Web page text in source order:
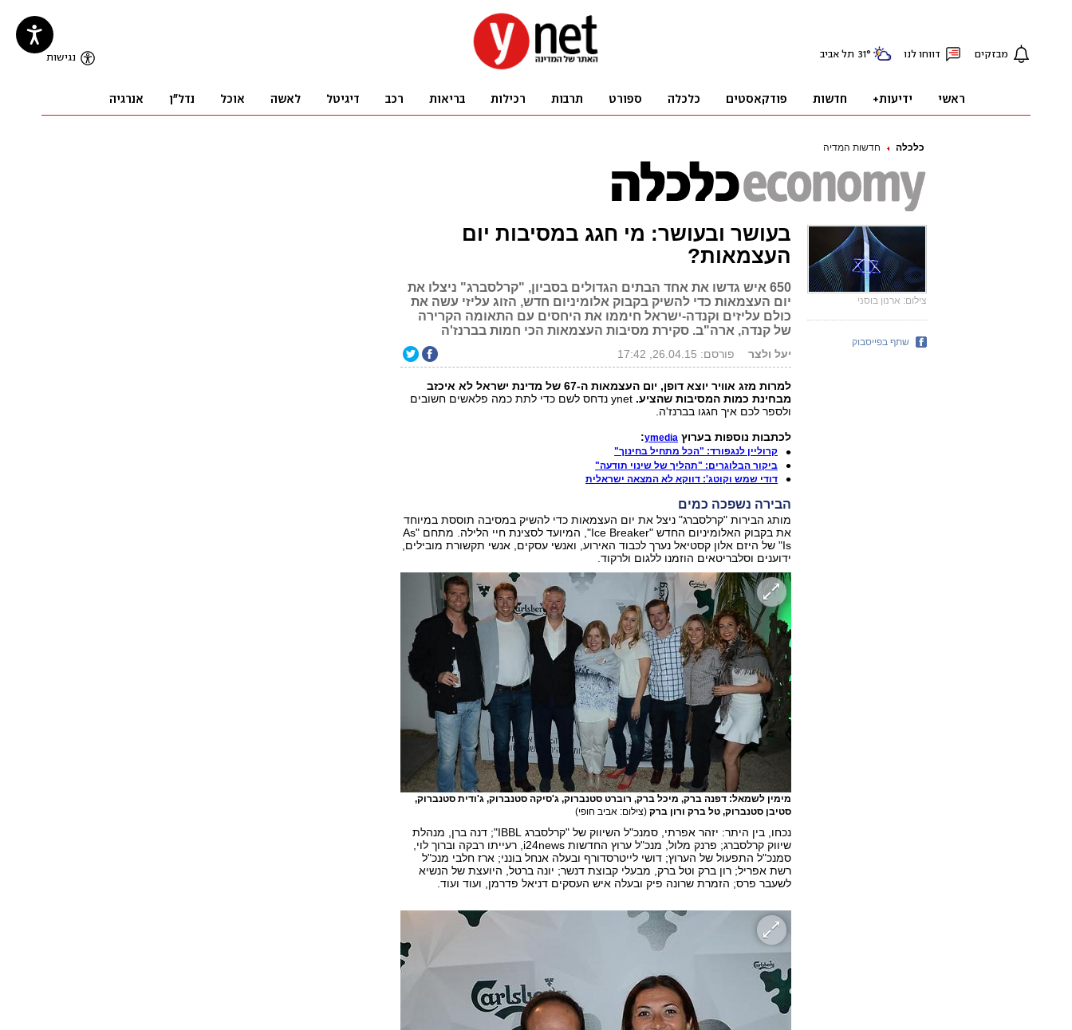
כלכלה חדשות המדיה
בעושר ובעושר: מי חגג במסיבות יום
העצמאות?
650 איש גדשו את אחד הבתים הגדולים בסביון, "קרלסברג" ניצלו את
יום העצמאות כדי להשיק בקבוק אלומיניום חדש, הזוג עליזי עשה את
כולם עליזים וקנדה-ישראל חיממו את היחסים עם התאומה הקרירה
של קנדה, ארה"ב. סקירת מסיבות העצמאות הכי חמות בברנז'ה
יעל ולצר פורסם: 26.04.15, 17:42
למרות מזג אוויר יוצא דופן, יום העצמאות ה-67 של מדינת ישראל לא איכזב
מבחינת כמות המסיבות שהציע.
ynet נדחס לשם כדי לתת כמה פלאשים חשובים
ולספר לכם איך חגגו בברנז'ה.
לכתבות נוספות בערוץ ymedia
:
קרוליין לנגפורד: "הכל מתחיל בחינוך"
ביקור הבלוגרים: "תהליך של שינוי תודעה"
דודי שמש וקוטג': דווקא לא המצאה ישראלית
הבירה נשפכה כמים
מותג הבירות "קרלסברג" ניצל את יום העצמאות כדי להשיק במסיבה תוססת במיוחד
את בקבוק האלומיניום החדש "Ice Breaker", המיועד לסצינת חיי הלילה. מתחם "As
Is" של היזם אלון קסטיאל נערך לכבוד האירוע, ואנשי עסקים, אנשי תקשורת מובילים,
ידוענים וסלבריטאים הוזמנו ללגום ולרקוד.
מימין לשמאל: דפנה ברק, מיכל ברק, רוברט סטנברוק, ג'סיקה סטנברוק, ג'ודית סטנברוק,
סטיבן סטנברוק, טל ברק ורון ברק (צילום: אביב חופי)
נכחו, בין היתר: יזהר אפרתי, סמנכ"ל השיווק של "קרלסברג IBBL"; דנה ברן, מנהלת
שיווק קרלסברג; פרנק מלול, מנכ"ל ערוץ החדשות i24news, רעייתו רבקה וברוך לוי,
סמנכ"ל התפעול של הערוץ; דושי לייטרסדורף ובעלה אנחל בונני; ארז חלבי מנכ"ל
רשת אפריל; רון ברק וטל ברק, מבעלי קבוצת דנשר; יונה ברטל, היועצת של הנשיא
לשעבר פרס; הזמרת שרונה פיק ובעלה איש העסקים דניאל פדרמן, ועוד ועוד.
צילום: ארנון בוסני
שתף בפייסבוק